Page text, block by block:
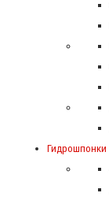
Гидрошпонки